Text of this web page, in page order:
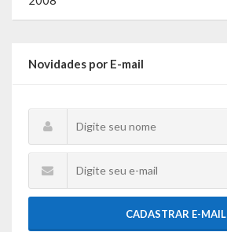
Gestão Saúde – GOVBR
Webmail
Novidades por E-mail
CADASTRAR E-MAIL